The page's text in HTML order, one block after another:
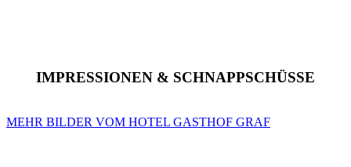
IMPRESSIONEN & SCHNAPPSCHÜSSE
MEHR BILDER VOM HOTEL GASTHOF GRAF